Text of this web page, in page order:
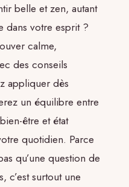
belle et zen, autant
dans votre esprit ?
calme,
des conseils
appliquer dès
un équilibre entre
être et état
quotidien. Parce
qu’une question de
c’est surtout une